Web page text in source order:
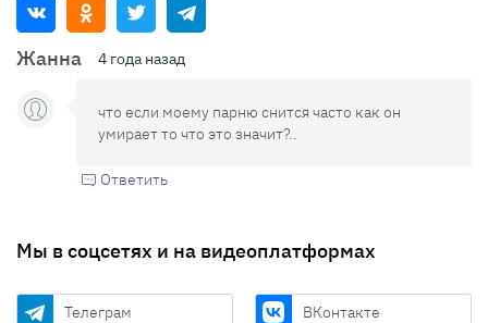
Жанна 4 года назад
что если моему парню снится часто как он
умирает то что это значит?..
Ответить
Мы в соцсетях и на видеоплатформах
Телеграм ВКонтакте